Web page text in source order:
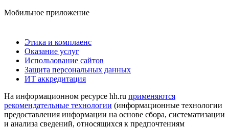
Мобильное приложение
Этика и комплаенс
Оказание услуг
Использование сайтов
Защита персональных данных
ИТ аккредитация
На информационном ресурсе hh.ru применяются
рекомендательные технологии (информационные технологии
предоставления информации на основе сбора, систематизации
и анализа сведений, относящихся к предпочтениям